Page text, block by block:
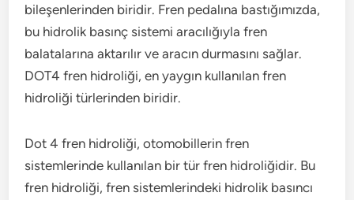
bileşenlerinden biridir. Fren pedalına bastığımızda,
bu hidrolik basınç sistemi aracılığıyla fren
balatalarına aktarılır ve aracın durmasını sağlar.
DOT4 fren hidroliği, en yaygın kullanılan fren
hidroliği türlerinden biridir.
Dot 4 fren hidroliği, otomobillerin fren
sistemlerinde kullanılan bir tür fren hidroliğidir. Bu
fren hidroliği, fren sistemlerindeki hidrolik basıncı